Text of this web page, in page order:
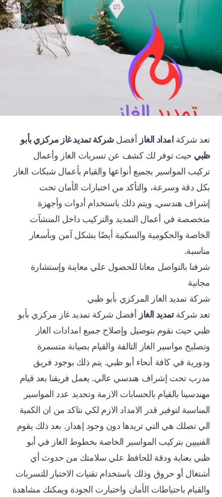
تعد شركة امداد الغاز أفضلشركة تمديد غاز مركزي بأبو
ظبي حيث توفر لككشف عن تسربات الغاز وأعمال
تركيب المواسير بجميع أنواعها والقيام بأعمال شبكات الغاز
بكل دقة وسرعة، والتأكد من اختبارات الأمان تحت
إشراف هندسي. ويتم ذلك باستخدام أدوات وأجهزة
متخصصة في أعمال التمديد والتركيب داخل المنشآت
الخاصة والحكومية والسكنية أيضًا بشكل آمن وبأسعار
مناسبة.
شرفنا بالتواصل معانا للحصول علي معاينة وإستشارة
مجانية
شركة تمديد الغاز المركزي بأبو ظبي
تعد شركةتمديد الغاز أفضل شركة تمديد غاز مركزي بأبو
ظبي حيث نقوم بتوصيل وإصلاح جميع امدادات الغاز
وتصليح مواسير الغاز التالفة والقيام بصيانة متسمرة
ودورية في كافة أنحاء أبو ظبي. يتم ذلك بوجود فريق
مدرب تحت إشراف هندسي عالي. يعمل فريقنا بعد قيام
مهندسينا بالقيام بالحسابات الازمة وتحديد عدد المواسير
المناسبة لتوفير قدر الامداد الازم لكي نتاكد من ان الكمية
الي تصلك هي التي تريدها دون وجود إهدار. بعد ذلك يقوم
الفنييين بتركيب المواسير الخاصة بخطوط الغاز في أبو
ظبي بعناية ودقة للحافظ علي سلامتك من حدوث أي
أشتغال أو حروق وذلك باستخدام تقنيات الاختبار للتسربات
والقيام باحتياطات الأمان واختبارت الجودة ويمكنك مشاهدة